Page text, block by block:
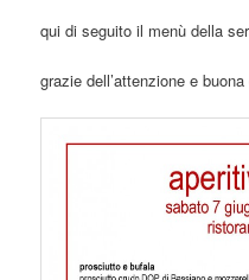
qui di seguito il menù della
grazie dell’attenzione e